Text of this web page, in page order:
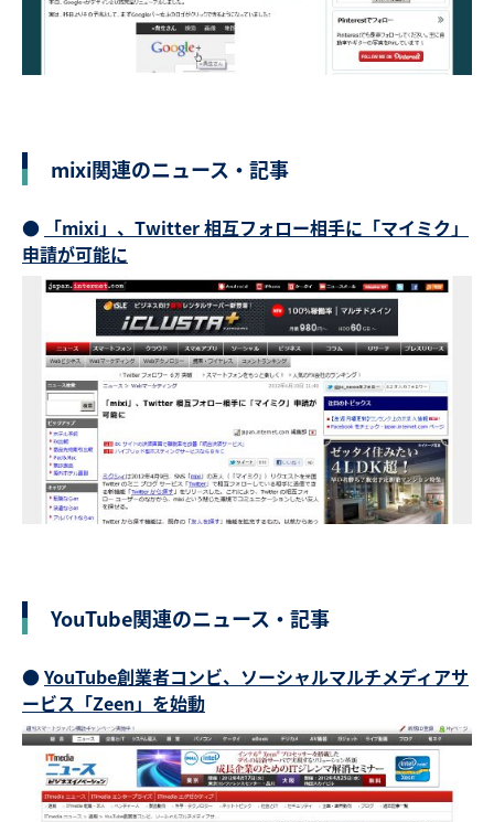
mixi関連のニュース・記事
● 「mixi」、Twitter 相互フォロー相手に「マイミク」
申請が可能に
YouTube関連のニュース・記事
●YouTube創業者コンビ、ソーシャルマルチメディアサ
ービス「Zeen」を始動